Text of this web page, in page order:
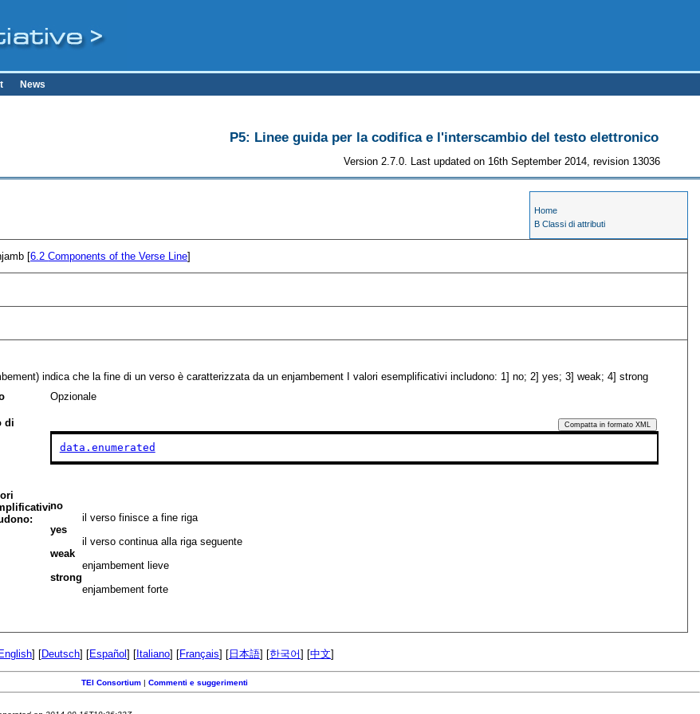
News
P5: Linee guida per la codifica e l'interscambio del testo elettronico
Version 2.7.0. Last updated on 16th September 2014, revision 13036
Home
B Classi di attributi
[6.2Components of the Verse Line]
indica che la fine di un verso è caratterizzata da un enjambement I valori esemplificativi includono: 1] no; 2] yes; 3] weak; 4] strong
Opzionale
di
Compatta in formato XML
data.enumerated
no
il verso finisce a fine riga
yes
il verso continua alla riga seguente
weak
enjambement lieve
strong
enjambement forte
] [Deutsch] [Español] [Italiano] [Français] [日本語] [한국어] [中文]
TEI Consortium| Commenti e suggerimenti